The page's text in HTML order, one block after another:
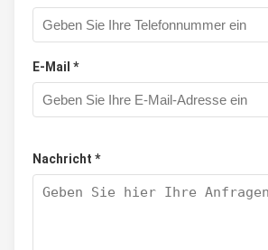
E-Mail *
Nachricht *